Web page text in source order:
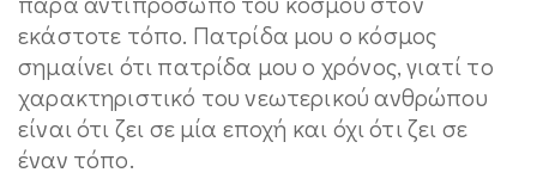
εκάστοτε τόπο. Πατρίδα μου ο κόσμος
σημαίνει ότι πατρίδα μου ο χρόνος, γιατί το
χαρακτηριστικό του νεωτερικού ανθρώπου
είναι ότι ζει σε μία εποχή και όχι ότι ζει σε
έναν τόπο.